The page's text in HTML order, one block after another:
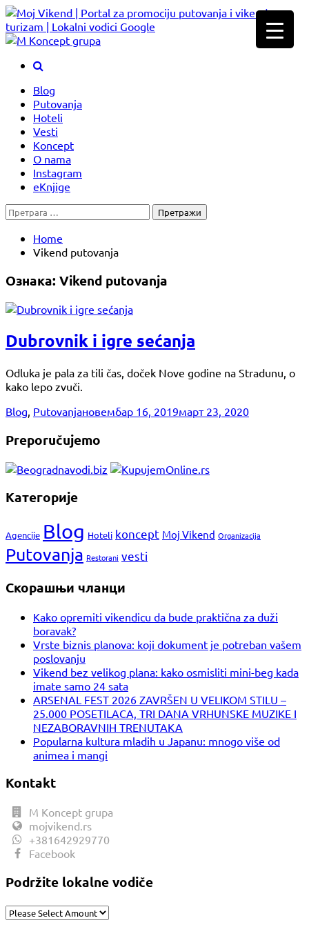
Skip
to
content
Blog
Putovanja
Hoteli
Vesti
Koncept
O nama
Instagram
eKnjige
Претрага
за:
Home
Vikend putovanja
Ознака: Vikend putovanja
Dubrovnik i igre sećanja
Odluka je pala za tili čas, doček Nove godine na Stradunu, o
kako lepo zvuči.
Blog, Putovanjaновембар 16, 2019март 23, 2020
Preporučujemo
Категорије
Agencije Blog Hoteli koncept Moj Vikend Organizacija
Putovanja Restorani vesti
Скорашњи чланци
Kako opremiti vikendicu da bude praktična za duži
boravak?
Vrste biznis planova: koji dokument je potreban vašem
poslovanju
Vikend bez velikog plana: kako osmisliti mini-beg kada
imate samo 24 sata
ARSENAL FEST 2026 ZAVRŠEN U VELIKOM STILU –
25.000 POSETILACA, TRI DANA VRHUNSKE MUZIKE I
NEZABORAVNIH TRENUTAKA
Popularna kultura mladih u Japanu: mnogo više od
animea i mangi
Kontakt
M Koncept grupa
mojvikend.rs
+381642929770
Facebook
Podržite lokalne vodiče